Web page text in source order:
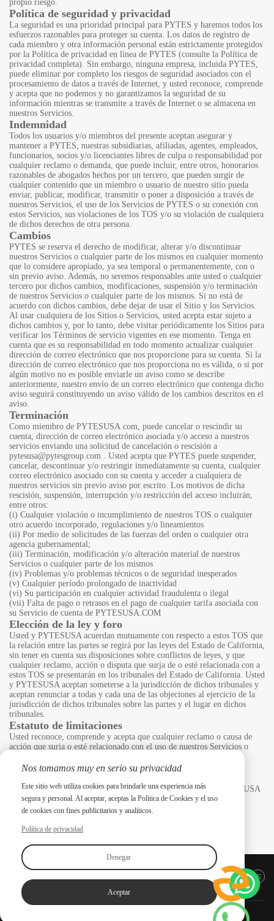
propio riesgo.
Política de seguridad y privacidad
La seguridad es una prioridad principal para PYTES y haremos todos los
esfuerzos razonables para proteger su cuenta. Los datos de registro de
cada miembro y otra información personal están estrictamente protegidos
por la Política de privacidad en línea de PYTES (consulte la Política de
privacidad completa). Sin embargo, ninguna empresa, incluida PYTES,
puede eliminar por completo los riesgos de seguridad asociados con el
procesamiento de datos a través de Internet, y usted reconoce, comprende
y acepta que no podemos y no garantizamos la seguridad de su
información mientras se transmite a través de Internet o se almacena en
nuestros Servicios.
Indemnidad
Todos los usuarios y/o miembros del presente aceptan asegurar y
mantener a PYTES, nuestras subsidiarias, afiliadas, agentes, empleados,
funcionarios, socios y/o licenciantes libres de culpa o responsabilidad por
cualquier reclamo o demanda, que puede incluir, entre otros, honorarios
razonables de abogados hechos por un tercero, que pueden surgir de
cualquier contenido que un miembro o usuario de nuestro sitio pueda
enviar, publicar, modificar, transmitir o poner a disposición a través de
nuestros Servicios, el uso de los Servicios de PYTES o su conexión con
estos Servicios, sus violaciones de los TOS y/o su violación de cualquiera
de dichos derechos de otra persona.
Cambios
PYTES se reserva el derecho de modificar, alterar y/o discontinuar
nuestros Servicios o cualquier parte de los mismos en cualquier momento
que lo considere apropiado, ya sea temporal o permanentemente, con o
sin previo aviso. Además, no seremos responsables ante usted o cualquier
tercero por dichos cambios, modificaciones, suspensión y/o terminación
de nuestros Servicios o cualquier parte de los mismos. Si no está de
acuerdo con dichos cambios, debe dejar de usar el Sitio y los Servicios.
Al usar cualquiera de los Sitios o Servicios, usted acepta estar sujeto a
dichos cambios y, por lo tanto, debe visitar periódicamente los Sitios para
verificar los Términos de servicio vigentes en ese momento. Tenga en
cuenta que es su responsabilidad en todo momento actualizar cualquier
dirección de correo electrónico que nos proporcione para su cuenta. Si la
dirección de correo electrónico que nos proporciona no es válida, o si por
algún motivo no es posible enviarle un aviso como se describe
anteriormente, nuestro envío de un correo electrónico que contenga dicho
aviso seguirá constituyendo un aviso válido de los cambios descritos en el
aviso.
Terminación
Como miembro de PYTESUSA.com, puede cancelar o rescindir su
cuenta, dirección de correo electrónico asociada y/o acceso a nuestros
servicios enviando una solicitud de cancelación o rescisión a
pytesusa@pytesgroup.com . Usted acepta que PYTES puede suspender,
cancelar, descontinuar y/o restringir inmediatamente su cuenta, cualquier
correo electrónico asociado con su cuenta y acceder a cualquiera de
nuestros servicios sin previo aviso por escrito. Los motivos de dicha
rescisión, suspensión, interrupción y/o restricción del acceso incluirán,
entre otros:
(i) Cualquier violación o incumplimiento de nuestros TOS o cualquier
otro acuerdo incorporado, regulaciones y/o lineamientos
(ii) Por medio de solicitudes de las fuerzas del orden o cualquier otra
agencia gubernamental;
(iii) Terminación, modificación y/o alteración material de nuestros
Servicios o cualquier parte de los mismos
(iv) Problemas y/o problemas técnicos o de seguridad inesperados
(v) Cualquier período prolongado de inactividad
(vi) Su participación en cualquier actividad fraudulenta o ilegal
(vii) Falta de pago o retrasos en el pago de cualquier tarifa asociada con
su Servicio de cuenta de PYTESUSA.COM
Elección de la ley y foro
Usted y PYTESUSA acuerdan mutuamente con respecto a estos TOS que
la relación entre las partes se regirá por las leyes del Estado de California,
sin tener en cuenta sus disposiciones sobre conflictos de leyes, y que
cualquier reclamo, acción o disputa que surja de o esté relacionada con a
estos TOS se presentarán en los tribunales del Estado de California. Usted
y PYTESUSA aceptan someterse a la jurisdicción de dichos tribunales y
aceptan renunciar a todas y cada una de las objeciones al ejercicio de la
jurisdicción de dichos tribunales sobre las partes y el lugar en dichos
tribunales.
Estatuto de limitaciones
Usted reconoce, comprende y acepta que cualquier reclamo o causa de
acción que surja o esté relacionado con el uso de nuestros Servicios o
reclamo o causa de acción, o prescribirá para siempre.
Informe todas y cada una de las violaciones de estos TOS a PYTESUSA
de la siguiente manera:
Correo electrónico: pytesusa@pytesgroup.com
Volver arriba
Nos tomamos muy en serio su privacidad
Este sitio web utiliza cookies para brindarle una experiencia más
segura y personal. Al aceptar, aceptas la Política de Cookies y el uso
de cookies con fines publicitarios y analíticos.
Política de privacidad
Denegar
Aceptar